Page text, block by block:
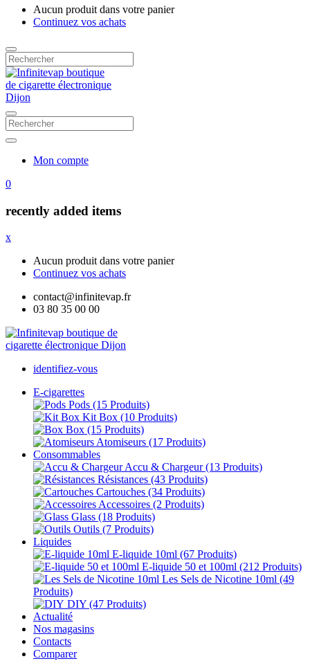
Aucun produit dans votre panier
Continuez vos achats
Mon compte
0
recently added items
x
Aucun produit dans votre panier
Continuez vos achats
contact@infinitevap.fr
03 80 35 00 00
identifiez-vous
E-cigarettes
Pods (15 Produits)
Kit Box (10 Produits)
Box (15 Produits)
Atomiseurs (17 Produits)
Consommables
Accu & Chargeur(13 Produits)
Résistances (43 Produits)
Cartouches (34 Produits)
Accessoires (2 Produits)
Glass (18 Produits)
Outils (7 Produits)
Liquides
E-liquide 10ml (67 Produits)
E-liquide 50 et 100ml (212 Produits)
Les Sels de Nicotine 10ml (49
Produits)
DIY (47 Produits)
Actualité
Nos magasins
Contacts
Comparer